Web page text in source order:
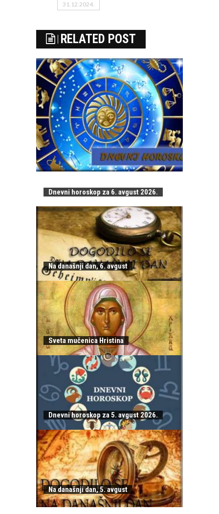
31.12.2024.
RELATED POST
Dnevni horoskop za 6. avgust 2026.
Na današnji dan, 6. avgust
Sveta mučenica Hristina
Dnevni horoskop za 5. avgust 2026.
Na današnji dan, 5. avgust